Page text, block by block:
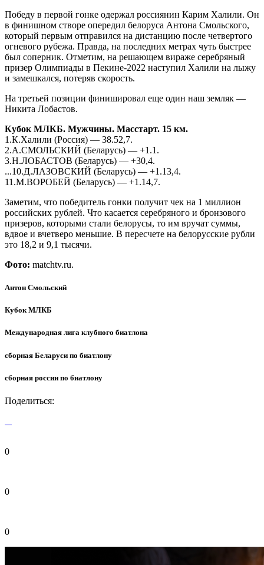
Победу в первой гонке одержал россиянин Карим Халили. Он
в финишном створе опередил белоруса Антона Смольского,
который первым отправился на дистанцию после четвертого
огневого рубежа. Правда, на последних метрах чуть быстрее
был соперник. Отметим, на решающем вираже серебряный
призер Олимпиады в Пекине-2022 наступил Халили на лыжу
и замешкался, потеряв скорость.
На третьей позиции финишировал еще один наш земляк —
Никита Лобастов.
Кубок МЛКБ. Мужчины. Масстарт. 15 км.
1.К.Халили (Россия) — 38.52,7.
2.А.СМОЛЬСКИЙ (Беларусь) — +1.1.
3.Н.ЛОБАСТОВ (Беларусь) — +30,4.
...10.Д.ЛАЗОВСКИЙ (Беларусь) — +1.13,4.
11.М.ВОРОБЕЙ (Беларусь) — +1.14,7.
Заметим, что победитель гонки получит чек на 1 миллион
российских рублей. Что касается серебряного и бронзового
призеров, которыми стали белорусы, то им вручат суммы,
вдвое и вчетверо меньшие. В пересчете на белорусские рубли
это 18,2 и 9,1 тысячи.
Фото: matchtv.ru.
Антон Смольский
Кубок МЛКБ
Международная лига клубного биатлона
сборная Беларуси по биатлону
сборная россии по биатлону
Поделиться:
0
0
0